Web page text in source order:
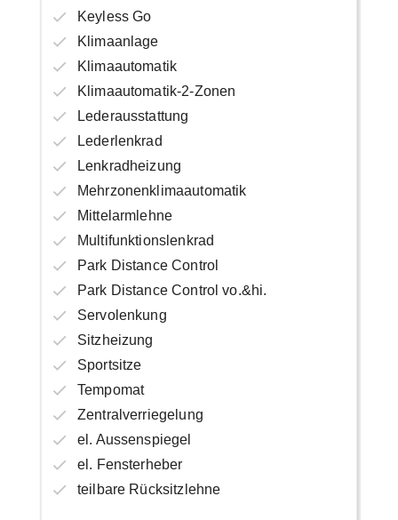
Keyless Go
Klimaanlage
Klimaautomatik
Klimaautomatik-2-Zonen
Lederausstattung
Lederlenkrad
Lenkradheizung
Mehrzonenklimaautomatik
Mittelarmlehne
Multifunktionslenkrad
Park Distance Control
Park Distance Control vo.&hi.
Servolenkung
Sitzheizung
Sportsitze
Tempomat
Zentralverriegelung
el. Aussenspiegel
el. Fensterheber
teilbare Rücksitzlehne